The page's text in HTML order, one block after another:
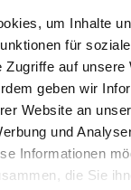
um Inhalte
für
Zugriffe auf unsere
geben wir
Website an
und
Informationen
die Sie
also das ideale
Produkt hat
Sie sich
die Lagerung,
Im Folgenden
im